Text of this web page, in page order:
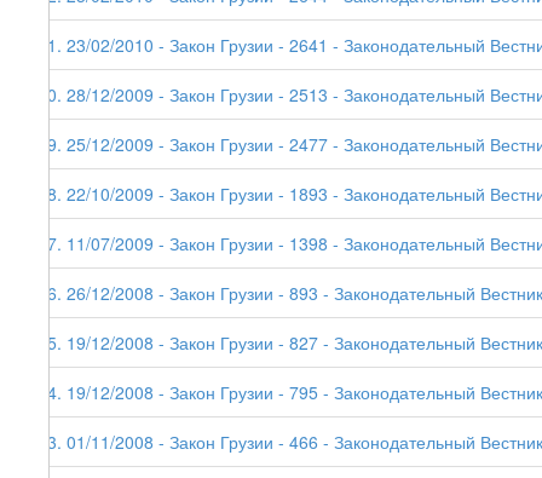
81. 23/02/2010 - Закон Грузии - 2641 - Законодательный
80. 28/12/2009 - Закон Грузии - 2513 - Законодательный
79. 25/12/2009 - Закон Грузии - 2477 - Законодательный
78. 22/10/2009 - Закон Грузии - 1893 - Законодательный
77. 11/07/2009 - Закон Грузии - 1398 - Законодательный
76. 26/12/2008 - Закон Грузии - 893 - Законодательный
75. 19/12/2008 - Закон Грузии - 827 - Законодательный
74. 19/12/2008 - Закон Грузии - 795 - Законодательный
73. 01/11/2008 - Закон Грузии - 466 - Законодательный